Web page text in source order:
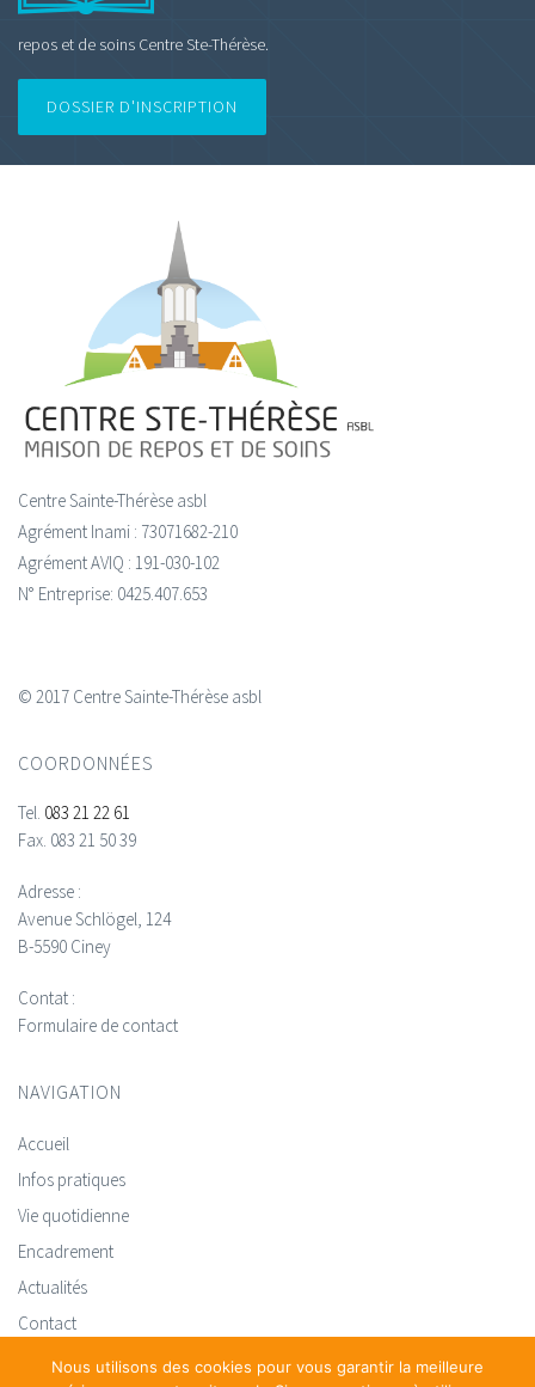
repos et de soins Centre Ste-Thérèse.
DOSSIER D'INSCRIPTION
Centre Sainte-Thérèse asbl
Agrément Inami : 73071682-210
Agrément AVIQ : 191-030-102
N° Entreprise: 0425.407.653
© 2017 Centre Sainte-Thérèse asbl
COORDONNÉES
Tel. 083 21 22 61
Fax. 083 21 50 39
Adresse :
Avenue Schlögel, 124
B-5590 Ciney
Contat :
Formulaire de contact
NAVIGATION
Accueil
Infos pratiques
Vie quotidienne
Encadrement
Actualités
Contact
Nous utilisons des cookies pour vous garantir la meilleure